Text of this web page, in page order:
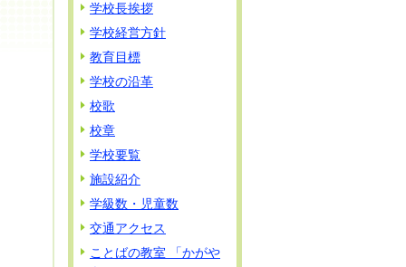
学校長挨拶
学校経営方針
教育目標
学校の沿革
校歌
校章
学校要覧
施設紹介
学級数・児童数
交通アクセス
ことばの教室 「かがや